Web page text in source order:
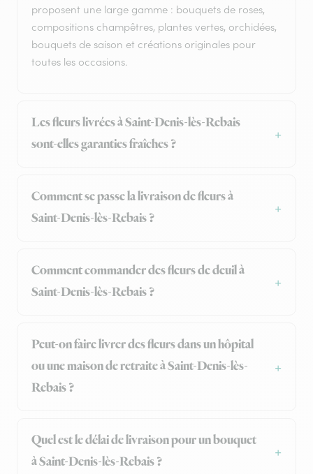
proposent une large gamme : bouquets de roses,
compositions champêtres, plantes vertes, orchidées,
bouquets de saison et créations originales pour
toutes les occasions.
Les fleurs livrées à Saint-Denis-lès-Rebais
sont-elles garanties fraîches ?
Comment se passe la livraison de fleurs à
Saint-Denis-lès-Rebais ?
Comment commander des fleurs de deuil à
Saint-Denis-lès-Rebais ?
Peut-on faire livrer des fleurs dans un hôpital
ou une maison de retraite à Saint-Denis-lès-
Rebais ?
Quel est le délai de livraison pour un bouquet
à Saint-Denis-lès-Rebais ?